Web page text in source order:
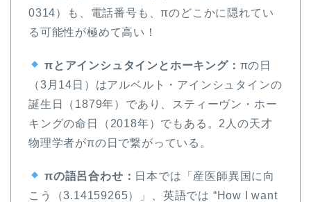
0314）も、電話番号も、πのどこかに隠れてい
る可能性が極めて高い！
πとアインシュタインとホーキング： πの日
（3月14日）はアルベルト・アインシュタインの
誕生日（1879年）であり、スティーヴン・ホー
キングの命日（2018年）でもある。2人の天才
物理学者がπの日で繋がっている。
πの語呂合わせ： 日本では「産医師異国に向
こう（3.14159265）」、英語では “How I want